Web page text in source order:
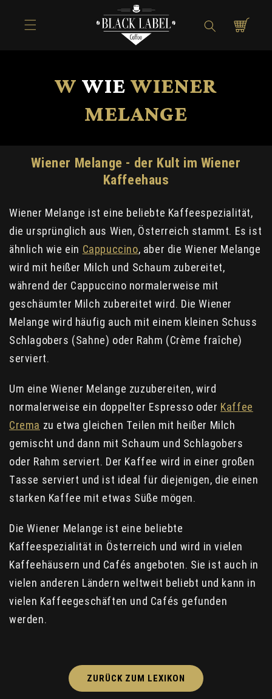
Inhalt
Warenkorb
W WIE WIENER
MELANGE
Wiener Melange - der Kult im Wiener
Kaffeehaus
Wiener Melange ist eine beliebte Kaffeespezialität,
die ursprünglich aus Wien, Österreich stammt. Es ist
ähnlich wie ein Cappuccino, aber die Wiener Melange
wird mit heißer Milch und Schaum zubereitet,
während der Cappuccino normalerweise mit
geschäumter Milch zubereitet wird. Die Wiener
Melange wird häufig auch mit einem kleinen Schuss
Schlagobers (Sahne) oder Rahm (Crème fraîche)
serviert.
Um eine Wiener Melange zuzubereiten, wird
normalerweise ein doppelter Espresso oder Kaffee
Crema zu etwa gleichen Teilen mit heißer Milch
gemischt und dann mit Schaum und Schlagobers
oder Rahm serviert. Der Kaffee wird in einer großen
Tasse serviert und ist ideal für diejenigen, die einen
starken Kaffee mit etwas Süße mögen.
Die Wiener Melange ist eine beliebte
Kaffeespezialität in Österreich und wird in vielen
Kaffeehäusern und Cafés angeboten. Sie ist auch in
vielen anderen Ländern weltweit beliebt und kann in
vielen Kaffeegeschäften und Cafés gefunden
werden.
ZURÜCK ZUM LEXIKON